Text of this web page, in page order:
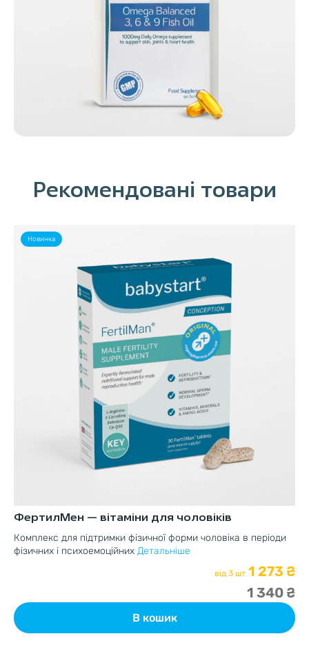
Рекомендовані товари
Новинка
ФертилМен — вітаміни для чоловіків
Комплекс для підтримки фізичної форми чоловіка в періоди
фізичних і психоемоційних Детальніше
В кошик
від 3 шт 1 273 ₴
1 340 ₴